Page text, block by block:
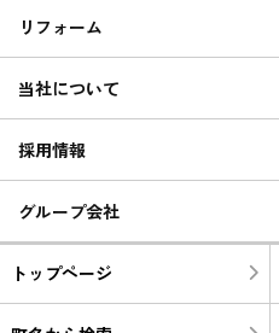
リフォーム
当社について
採用情報
グループ会社
トップページ